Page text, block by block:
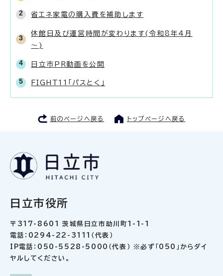
省エネ家電の購入費を補助します
休館日及び運営時間が変わります(令和8年4月
～)
日立市PR動画を公開
FIGHT11「パスとく」
前のページへ戻る トップページへ戻る
日立市役所
〒317-8601 茨城県日立市助川町1-1-1
電話：0294-22-3111（代表）
IP電話：050-5528-5000（代表） ※必ず「050」からダイ
ヤルしてください。